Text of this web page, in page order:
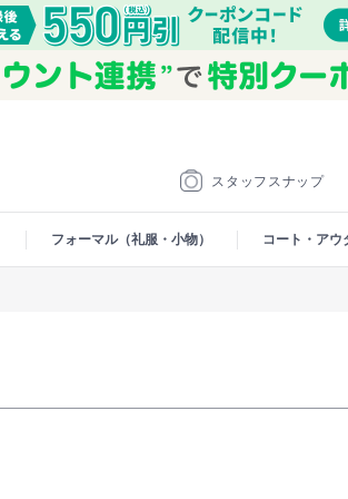
スタッフスナップ
フォーマル（礼服・小物） コート・アウ